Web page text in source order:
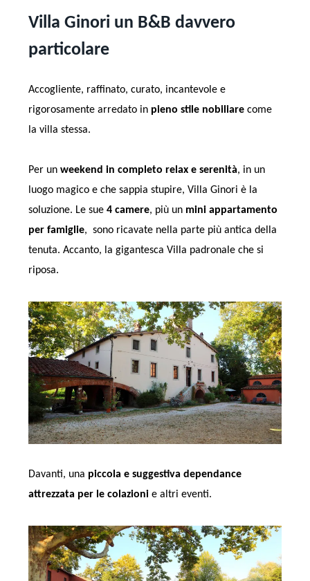
Villa Ginori un B&B davvero
particolare
Accogliente, raffinato, curato, incantevole e
rigorosamente arredato in pieno stile nobiliarecome
la villa stessa.
Per unweekend in completo relax e serenità, in un
luogo magico e che sappia stupire, Villa Ginori è la
soluzione. Le sue4 camere, più un mini appartamento
per famiglie, sono ricavate nella parte più antica della
tenuta. Accanto, la gigantesca Villa padronale che si
riposa.
Davanti, una piccola e suggestiva dependance
attrezzata per le colazionie altri eventi.